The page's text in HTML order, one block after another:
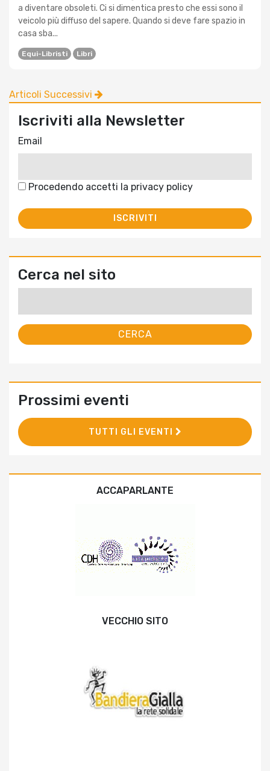
a diventare obsoleti. Ci si dimentica presto che essi sono il
veicolo più diffuso del sapere. Quando si deve fare spazio in
casa sba...
Equi-Libristi Libri
Articoli Successivi
Iscriviti alla Newsletter
Email
Procedendo accetti la privacy policy
Cerca nel sito
Prossimi eventi
TUTTI GLI EVENTI
ACCAPARLANTE
VECCHIO SITO